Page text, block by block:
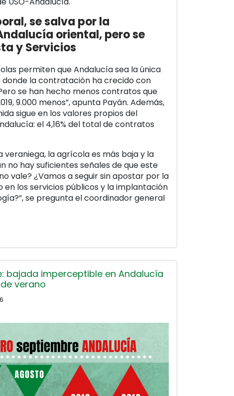
se salva por la
oriental, pero se
y Servicios
permiten que Andalucía sea la única
la contratación ha crecido con
se han hecho menos contratos que
9.000 menos”, apunta Payán. Además,
sigue en los valores propios del
el 4,16% del total de contratos
veraniega, la agrícola es más baja y la
no hay suficientes señales de que este
vale? ¿Vamos a seguir sin apostar por la
en los servicios públicos y la implantación
se pregunta el coordinador general
bajada imperceptible en Andalucía
verano